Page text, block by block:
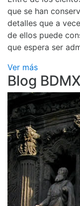
que se han
detalles que a
de ellos puede
que espera ser
Ver más
Blog BDMX